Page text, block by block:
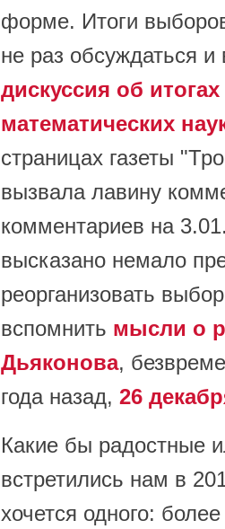
форме. Итоги
не раз обсуждаться и
дискуссия об
математических
страницах газеты
вызвала лавину
комментариев на
высказано немало
реорганизовать
вспомнить мысли о
Дьяконова,
года назад, 26
Какие бы радостные
встретились нам в
хочется одного: